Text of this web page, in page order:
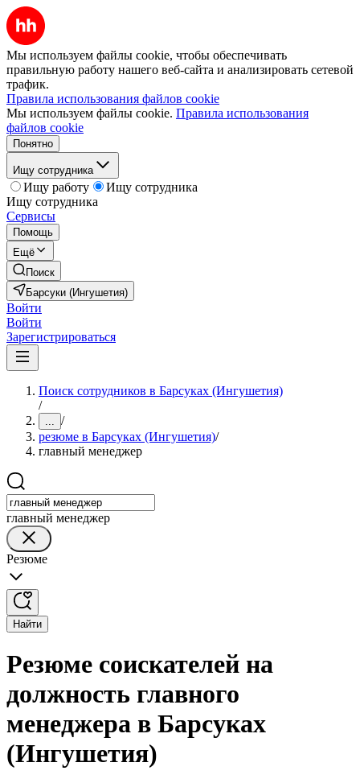
Мы используем файлы cookie, чтобы обеспечивать
правильную работу нашего веб-сайта и анализировать сетевой
трафик.
Правила использования файлов cookie
Мы используем файлы cookie. Правила использования
файлов cookie
Понятно
Ищу сотрудника
Ищу работу
Ищу сотрудника
Ищу сотрудника
Сервисы
Помощь
Ещё
Поиск
Барсуки (Ингушетия)
Войти
Войти
Зарегистрироваться
Поиск сотрудников в Барсуках (Ингушетия)
/
... /
резюме в Барсуках (Ингушетия)/
главный менеджер
главный менеджер
Резюме
Найти
Резюме соискателей на
должность главного
менеджера в Барсуках
(Ингушетия)